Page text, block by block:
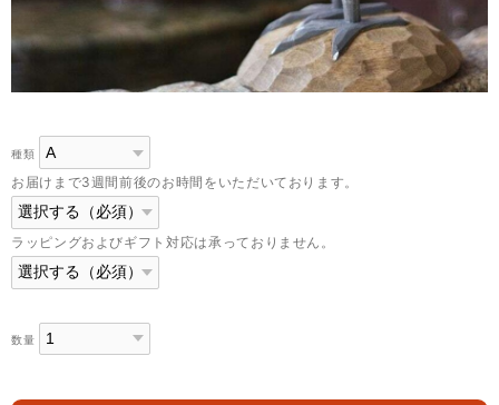
種類
お届けまで3週間前後のお時間をいただいております。
ラッピングおよびギフト対応は承っておりません。
数量